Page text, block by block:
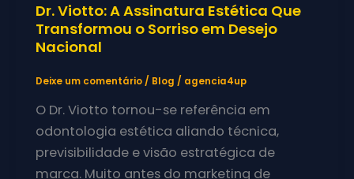
Dr. Viotto: A Assinatura Estética Que
Transformou o Sorriso em Desejo
Nacional
Deixe um comentário / Blog / agencia4up
O Dr. Viotto tornou-se referência em
odontologia estética aliando técnica,
previsibilidade e visão estratégica de
marca. Muito antes do marketing de